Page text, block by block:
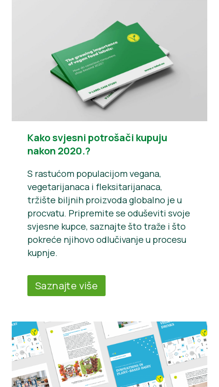
Materijali za tisak
Kako svjesni potrošači kupuju
nakon 2020.?
S rastućom populacijom vegana,
vegetarijanaca i fleksitarijanaca,
tržište biljnih proizvoda globalno je u
procvatu. Pripremite se oduševiti svoje
svjesne kupce, saznajte što traže i što
pokreće njihovo odlučivanje u procesu
kupnje.
Saznajte više